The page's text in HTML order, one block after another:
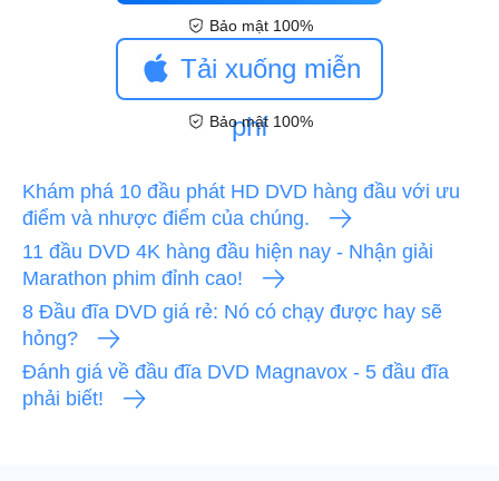
Bảo mật 100%
Tải xuống miễn
phí
Bảo mật 100%
Khám phá 10 đầu phát HD DVD hàng đầu với ưu
điểm và nhược điểm của chúng.
11 đầu DVD 4K hàng đầu hiện nay - Nhận giải
Marathon phim đỉnh cao!
8 Đầu đĩa DVD giá rẻ: Nó có chạy được hay sẽ
hỏng?
Đánh giá về đầu đĩa DVD Magnavox - 5 đầu đĩa
phải biết!